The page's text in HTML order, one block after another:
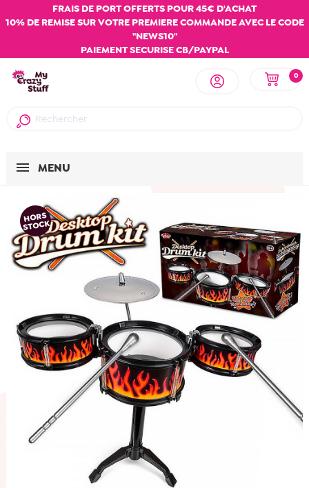
FRAIS DE PORT OFFERTS POUR 45€ D'ACHAT
10% DE REMISE SUR VOTRE PREMIERE COMMANDE AVEC LE CODE
"NEWS10"
PAIEMENT SECURISE CB/PAYPAL
0
MENU
HORS
STOCK